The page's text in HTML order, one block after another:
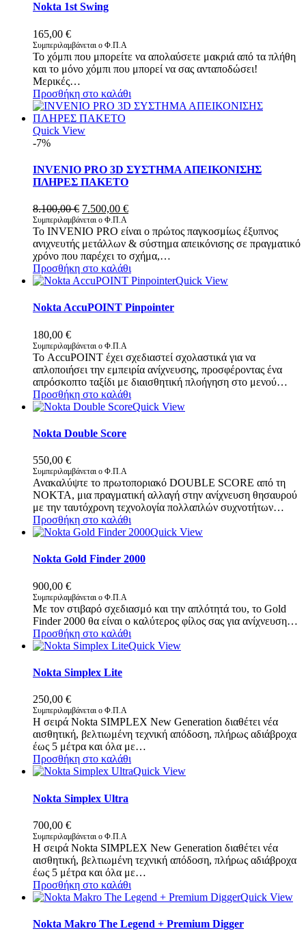
Nokta 1st Swing
165,00 €
Συμπεριλαμβάνεται ο Φ.Π.Α
Το χόμπι που μπορείτε να απολαύσετε μακριά από τα πλήθη
και το μόνο χόμπι που μπορεί να σας ανταποδώσει!
Μερικές…
Προσθήκη στο καλάθι
Quick View
-7%
INVENIO PRO 3D ΣΥΣΤΗΜΑ ΑΠΕΙΚΟΝΙΣΗΣ
ΠΛΗΡΕΣ ΠΑΚΕΤΟ
8.100,00€ Original
price
was:
8.100,00 €.
7.500,00 €Η
τιμή
είναι:
7.500,00 €.
Συμπεριλαμβάνεται ο Φ.Π.Α
Το INVENIO PRO είναι ο πρώτος παγκοσμίως έξυπνος
ανιχνευτής μετάλλων & σύστημα απεικόνισης σε πραγματικό
χρόνο που παρέχει το σχήμα,…
Προσθήκη στο καλάθι
Quick View
Nokta AccuPOINT Pinpointer
180,00 €
Συμπεριλαμβάνεται ο Φ.Π.Α
Το AccuPOINT έχει σχεδιαστεί σχολαστικά για να
απλοποιήσει την εμπειρία ανίχνευσης, προσφέροντας ένα
απρόσκοπτο ταξίδι με διαισθητική πλοήγηση στο μενού…
Προσθήκη στο καλάθι
Quick View
Nokta Double Score
550,00 €
Συμπεριλαμβάνεται ο Φ.Π.Α
Ανακαλύψτε το πρωτοποριακό DOUBLE SCORE από τη
NOKTA, μια πραγματική αλλαγή στην ανίχνευση θησαυρού
με την ταυτόχρονη τεχνολογία πολλαπλών συχνοτήτων…
Προσθήκη στο καλάθι
Quick View
Nokta Gold Finder 2000
900,00 €
Συμπεριλαμβάνεται ο Φ.Π.Α
Με τον στιβαρό σχεδιασμό και την απλότητά του, το Gold
Finder 2000 θα είναι ο καλύτερος φίλος σας για ανίχνευση…
Προσθήκη στο καλάθι
Quick View
Nokta Simplex Lite
250,00 €
Συμπεριλαμβάνεται ο Φ.Π.Α
Η σειρά Nokta SIMPLEX New Generation διαθέτει νέα
αισθητική, βελτιωμένη τεχνική απόδοση, πλήρως αδιάβροχα
έως 5 μέτρα και όλα με…
Προσθήκη στο καλάθι
Quick View
Nokta Simplex Ultra
700,00 €
Συμπεριλαμβάνεται ο Φ.Π.Α
Η σειρά Nokta SIMPLEX New Generation διαθέτει νέα
αισθητική, βελτιωμένη τεχνική απόδοση, πλήρως αδιάβροχα
έως 5 μέτρα και όλα με…
Προσθήκη στο καλάθι
Quick View
Nokta Makro The Legend + Premium Digger